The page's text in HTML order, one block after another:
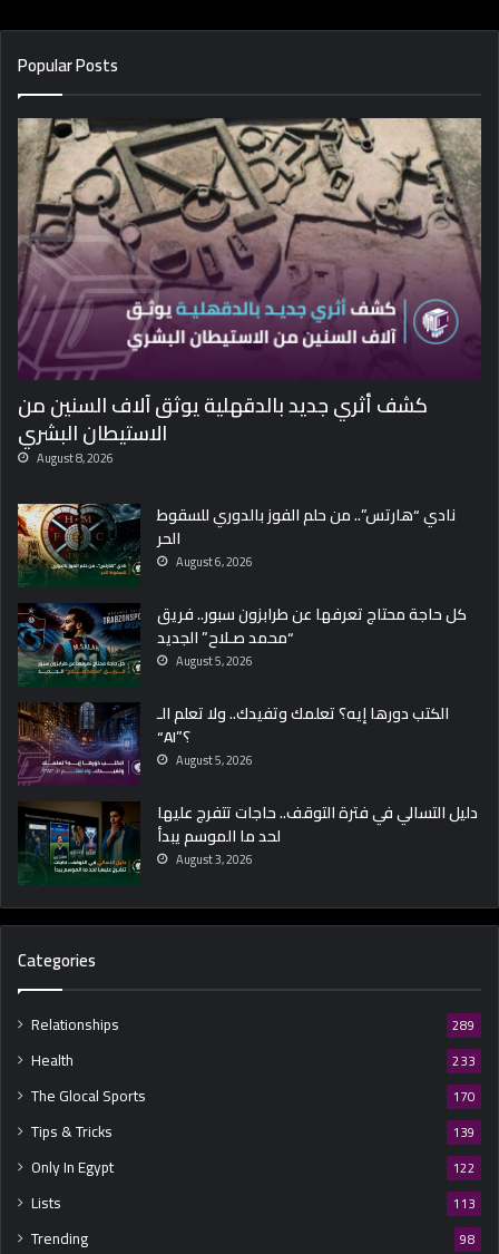
ت
ح
ك
ك
س
Popular Posts
كشف أثري جديد بالدقهلية يوثق آلاف السنين من
الاستيطان البشري
August 8, 2026
نادي “هارتس”.. من حلم الفوز بالدوري للسقوط
الحر
August 6, 2026
كل حاجة محتاج تعرفها عن طرابزون سبور.. فريق
“محمد صـلاح” الجديد
August 5, 2026
الكتب دورها إيه؟ تعلمك وتفيدك.. ولا تعلم الـ
“AI”؟
August 5, 2026
دليل التسالي في فترة التوقف.. حاجات تتفرج عليها
لحد ما الموسم يبدأ
August 3, 2026
Categories
Relationships 289
Health 233
The Glocal Sports 170
Tips & Tricks 139
Only In Egypt 122
Lists 113
Trending 98